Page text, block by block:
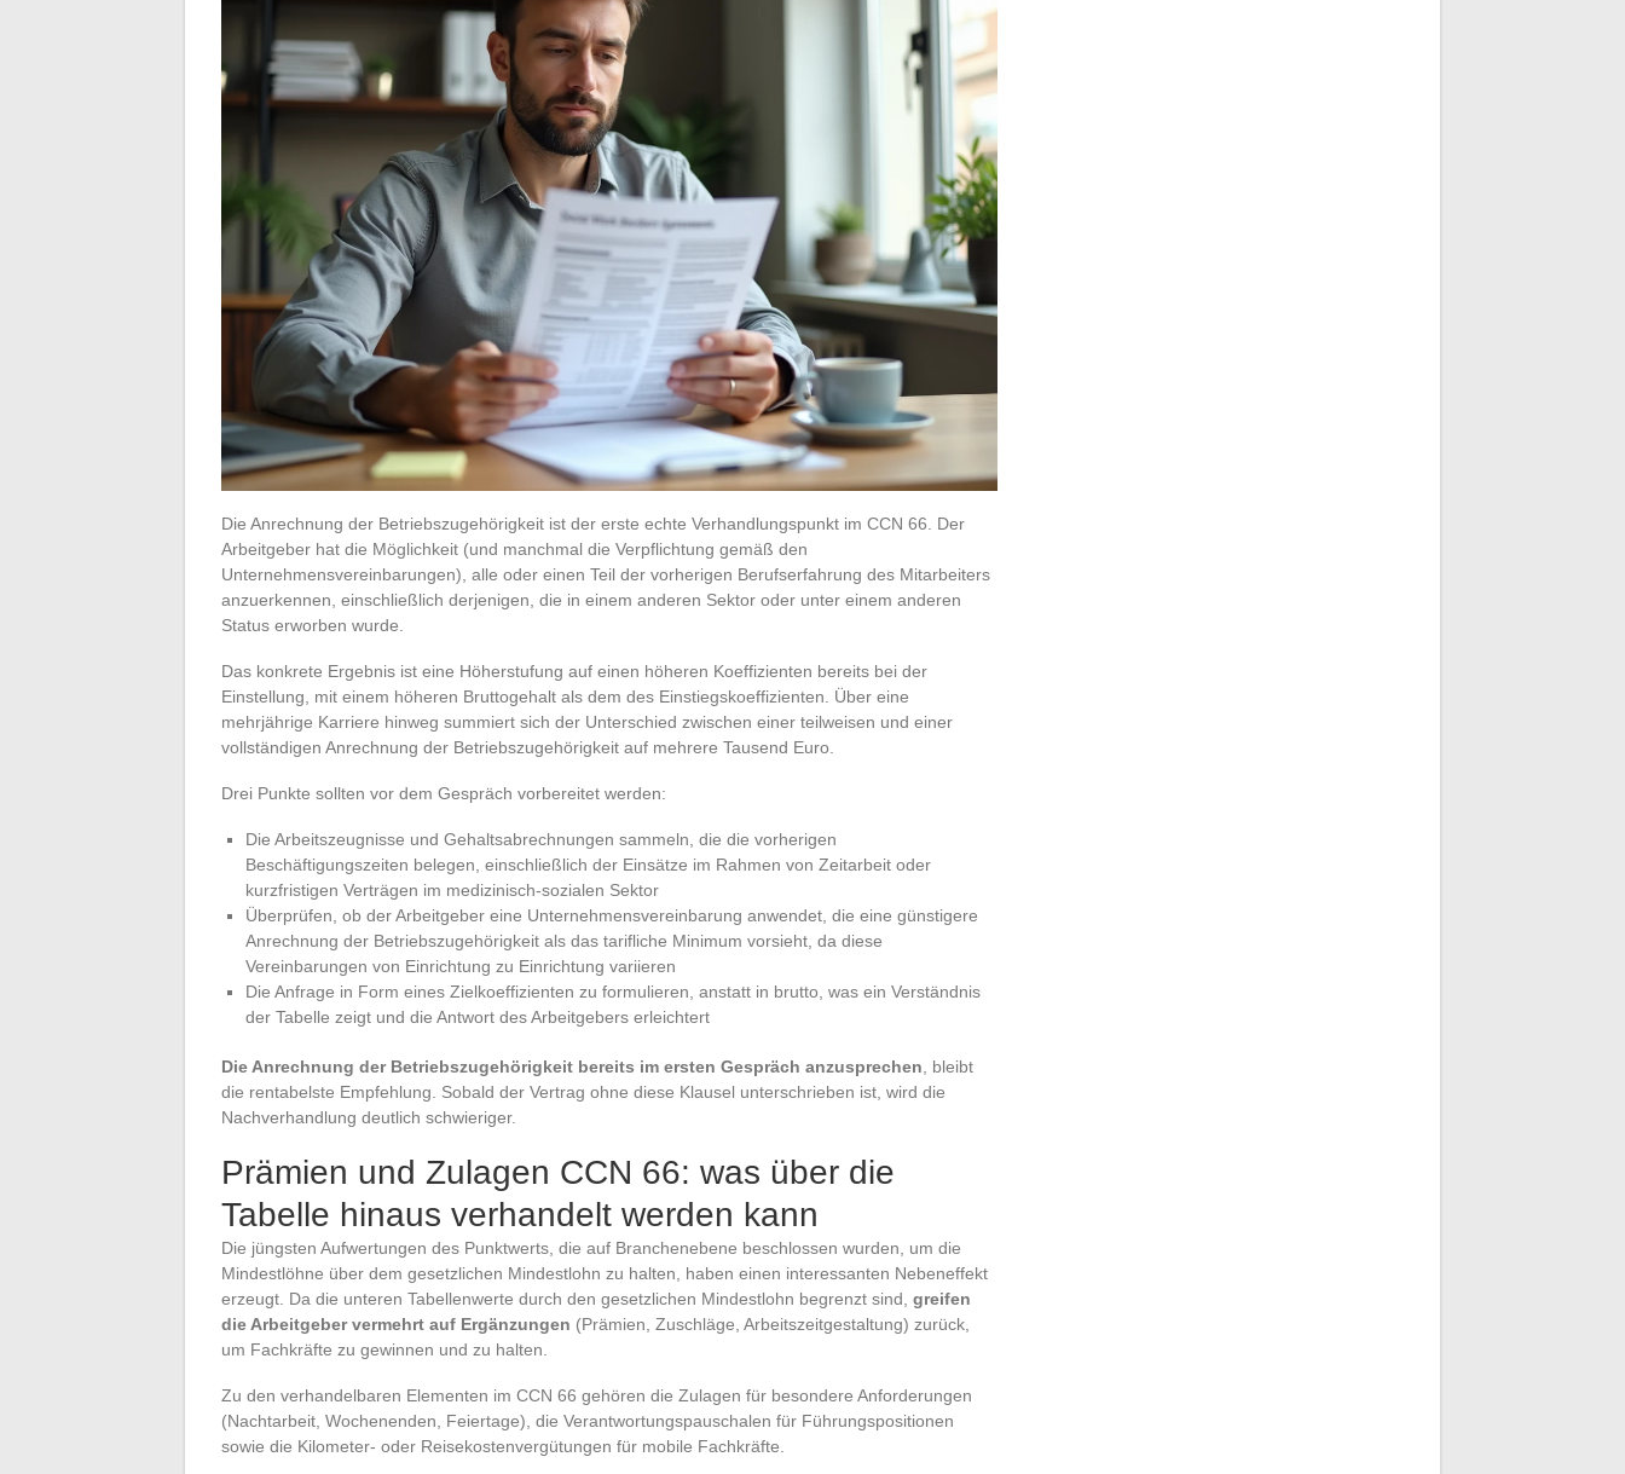
Die Anrechnung der Betriebszugehörigkeit ist der erste echte Verhandlungspunkt im CCN 66. Der
Arbeitgeber hat die Möglichkeit (und manchmal die Verpflichtung gemäß den
Unternehmensvereinbarungen), alle oder einen Teil der vorherigen Berufserfahrung des Mitarbeiters
anzuerkennen, einschließlich derjenigen, die in einem anderen Sektor oder unter einem anderen
Status erworben wurde.
Das konkrete Ergebnis ist eine Höherstufung auf einen höheren Koeffizienten bereits bei der
Einstellung, mit einem höheren Bruttogehalt als dem des Einstiegskoeffizienten. Über eine
mehrjährige Karriere hinweg summiert sich der Unterschied zwischen einer teilweisen und einer
vollständigen Anrechnung der Betriebszugehörigkeit auf mehrere Tausend Euro.
Drei Punkte sollten vor dem Gespräch vorbereitet werden:
Die Arbeitszeugnisse und Gehaltsabrechnungen sammeln, die die vorherigen
Beschäftigungszeiten belegen, einschließlich der Einsätze im Rahmen von Zeitarbeit oder
kurzfristigen Verträgen im medizinisch-sozialen Sektor
Überprüfen, ob der Arbeitgeber eine Unternehmensvereinbarung anwendet, die eine günstigere
Anrechnung der Betriebszugehörigkeit als das tarifliche Minimum vorsieht, da diese
Vereinbarungen von Einrichtung zu Einrichtung variieren
Die Anfrage in Form eines Zielkoeffizienten zu formulieren, anstatt in brutto, was ein Verständnis
der Tabelle zeigt und die Antwort des Arbeitgebers erleichtert
Die Anrechnung der Betriebszugehörigkeit bereits im ersten Gespräch anzusprechen, bleibt
die rentabelste Empfehlung. Sobald der Vertrag ohne diese Klausel unterschrieben ist, wird die
Nachverhandlung deutlich schwieriger.
Prämien und Zulagen CCN 66: was über die
Tabelle hinaus verhandelt werden kann
Die jüngsten Aufwertungen des Punktwerts, die auf Branchenebene beschlossen wurden, um die
Mindestlöhne über dem gesetzlichen Mindestlohn zu halten, haben einen interessanten Nebeneffekt
erzeugt. Da die unteren Tabellenwerte durch den gesetzlichen Mindestlohn begrenzt sind, greifen
die Arbeitgeber vermehrt auf Ergänzungen (Prämien, Zuschläge, Arbeitszeitgestaltung) zurück,
um Fachkräfte zu gewinnen und zu halten.
Zu den verhandelbaren Elementen im CCN 66 gehören die Zulagen für besondere Anforderungen
(Nachtarbeit, Wochenenden, Feiertage), die Verantwortungspauschalen für Führungspositionen
sowie die Kilometer- oder Reisekostenvergütungen für mobile Fachkräfte.